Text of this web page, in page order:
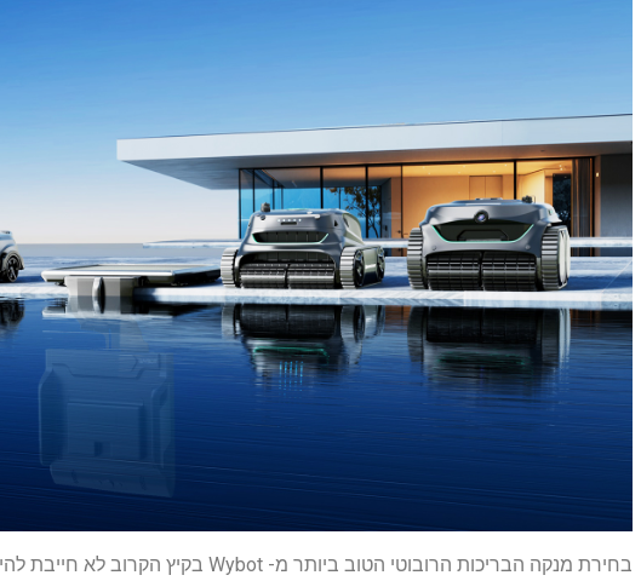
בחירת מנקה הבריכות הרובוטי הטוב ביותר מ- Wybot בקיץ הקרוב לא חייבת להיות מטלה